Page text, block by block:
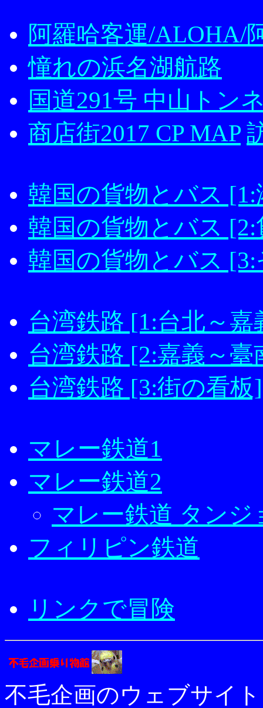
阿羅哈客運/ALOHA/
憧れの浜名湖航路
国道291号 中山トン
商店街2017 CP MAP
韓国の貨物とバス
韓国の貨物とバス
韓国の貨物とバス
台湾鉄路 [1:台北～
台湾鉄路 [2:嘉義～
台湾鉄路 [3:街の看板]
マレー鉄道1
マレー鉄道2
マレー鉄道 タン
フィリピン鉄道
リンクで冒険
不毛企画のウェブサイ